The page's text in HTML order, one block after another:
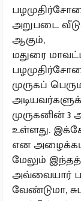
அறுபடை
ஆகும்,
மதுரை
முருகப்
முருகனின் 3
உள்ளது.
என
மேலும்
அவ்வையார்
வேண்டுமா,